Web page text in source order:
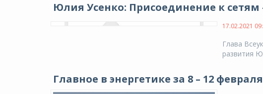
Юлия Усенко: Присоединение к
17.02.2021
Глава
развития
Главное в энергетике за 8 – 12